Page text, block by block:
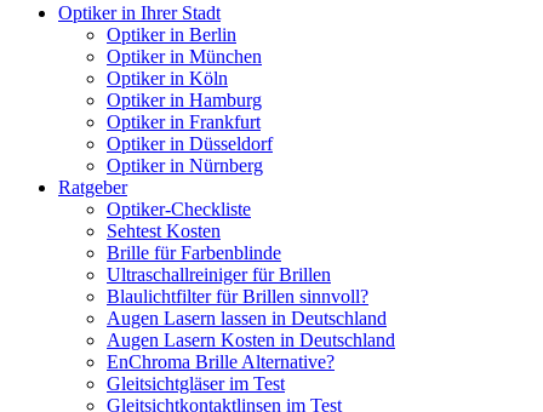
Optiker in Ihrer Stadt
Optiker in Berlin
Optiker in München
Optiker in Köln
Optiker in Hamburg
Optiker in Frankfurt
Optiker in Düsseldorf
Optiker in Nürnberg
Ratgeber
Optiker-Checkliste
Sehtest Kosten
Brille für Farbenblinde
Ultraschallreiniger für Brillen
Blaulichtfilter für Brillen sinnvoll?
Augen Lasern lassen in Deutschland
Augen Lasern Kosten in Deutschland
EnChroma Brille Alternative?
Gleitsichtgläser im Test
Gleitsichtkontaktlinsen im Test